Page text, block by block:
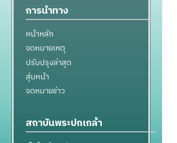
การนำทาง
หน้าหลัก
จดหมายเหตุ
ปรับปรุงล่าสุด
สุ่มหน้า
จดหมายข่าว
สถาบันพระปกเกล้า